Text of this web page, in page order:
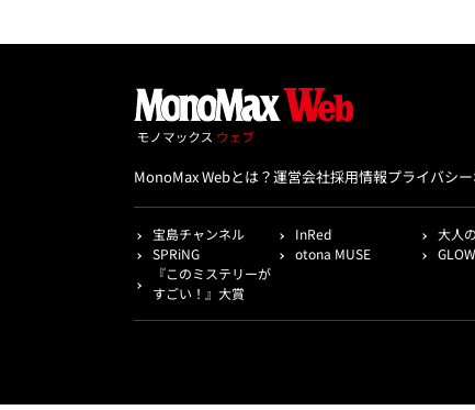
MonoMax Webとは？運営会社採用情報プライバシ
宝島チャンネル InRed 大人
SPRiNG
otona MUSE GLOW
『このミステリーが
すごい！』大賞